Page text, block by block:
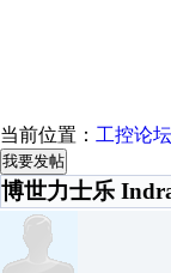
当前位置： 工控论坛
我要发帖
博世力士乐